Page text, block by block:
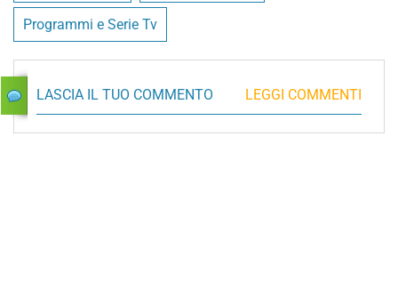
Programmi e Serie Tv
LASCIA IL TUO COMMENTO LEGGI COMMENTI